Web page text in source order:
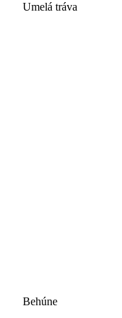
Umelá tráva
Behúne